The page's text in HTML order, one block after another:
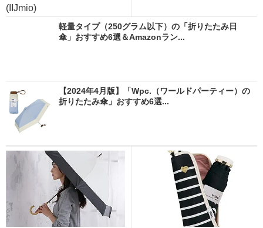
(IIJmio)
軽量タイプ（250グラム以下）の「折りたたみ日
傘」おすすめ6選＆Amazonラン...
【2024年4月版】「Wpc.（ワールドパーティー）の
折りたたみ傘」おすすめ6選...